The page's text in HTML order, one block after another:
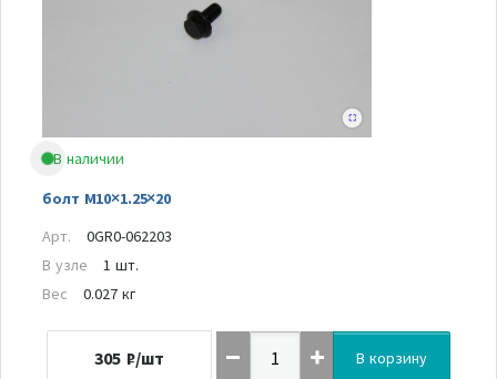
В наличии
болт M10×1.25×20
Арт.
0GR0-062203
В узле
1 шт.
Вес
0.027 кг
305 ₽/шт В корзину